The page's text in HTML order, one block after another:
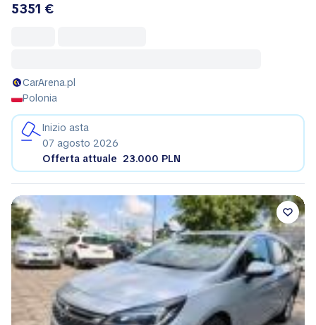
5351 €
CarArena.pl
Polonia
Inizio asta
07 agosto 2026
Offerta attuale 23.000 PLN